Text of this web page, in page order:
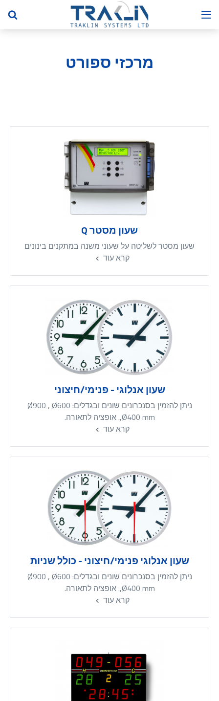
מרכזי ספורט
שעון מסטר Q
שעון מסטר לשליטה על שעוני משנה במתקנים בינונים
קרא עוד
שעון אנלוגי - פנימי/חיצוני
ניתן להזמין בסנכרונים שונים ובגדלים: Ø900 , Ø600
,Ø400 mm. אופציה לתאורה.
קרא עוד
שעון אנלוגי פנימי/חיצוני - כולל שניות
ניתן להזמין בסנכרונים שונים ובגדלים: Ø900 , Ø600
,Ø400 mm. אופציה לתאורה.
קרא עוד